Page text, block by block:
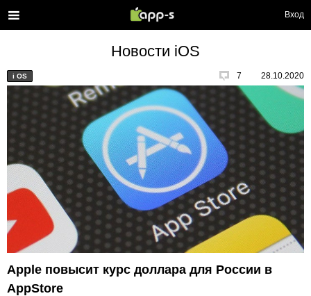
Вход
Новости iOS
i OS 7 28.10.2020
Apple повысит курс доллара для России в
AppStore